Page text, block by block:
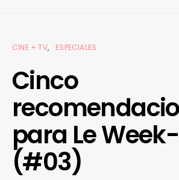
CINE + TV ESPECIALES
Cinco
para Le
(#03)